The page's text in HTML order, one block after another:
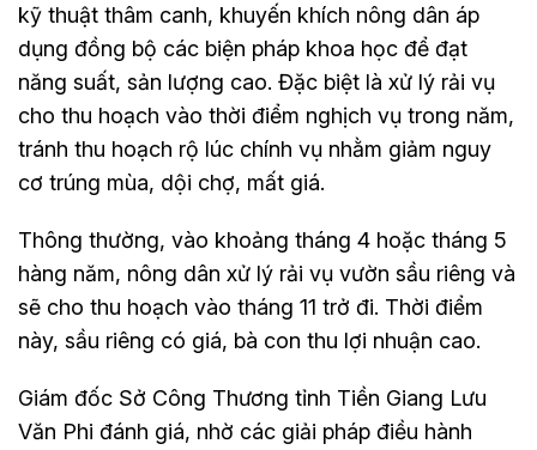
kỹ thuật thâm canh, khuyến khích nông dân áp
dụng đồng bộ các biện pháp khoa học để đạt
năng suất, sản lượng cao. Đặc biệt là xử lý rải vụ
cho thu hoạch vào thời điểm nghịch vụ trong năm,
tránh thu hoạch rộ lúc chính vụ nhằm giảm nguy
cơ trúng mùa, dội chợ, mất giá.
Thông thường, vào khoảng tháng 4 hoặc tháng 5
hàng năm, nông dân xử lý rải vụ vườn sầu riêng và
sẽ cho thu hoạch vào tháng 11 trở đi. Thời điểm
này, sầu riêng có giá, bà con thu lợi nhuận cao.
Giám đốc Sở Công Thương tỉnh Tiền Giang Lưu
Văn Phi đánh giá, nhờ các giải pháp điều hành